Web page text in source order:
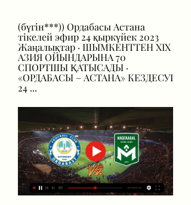
(бүгін***)) Ордабасы Астана
тікелей эфир 24 қыркүйек 2023
Жаңалықтар · ШЫМКЕНТТЕН XIX
АЗИЯ ОЙЫНДАРЫНА 70
СПОРТШЫ ҚАТЫСАДЫ ·
«ОРДАБАСЫ – АСТАНА» КЕЗДЕСУІ
24 ...